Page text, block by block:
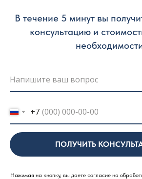
В течение 5 минут вы
консультацию и
+7
ПОЛУЧИТЬ
Нажимая на кнопку, вы даете согласие на